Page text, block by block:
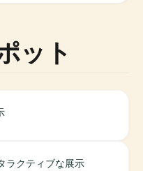
ット
ラクティブな展示